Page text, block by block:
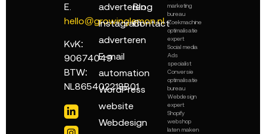
E.
hello@growinglemon.nl
KvK:
90674049
BTW:
NL865402218B01
adverteren
Instagram
adverteren
E-mail
automation
WordPress
website
Webdesign
Blog
Contact
marketing
bureau
Zoekmachine
optimalisatie
expert
Social media
Ads
specialist
Conversie
optimalisatie
bureau
Webdesign
expert
Shopify
webshop
laten maken